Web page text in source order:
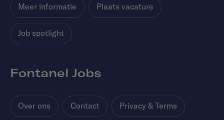
Meer informatie Plaats vacature
Job spotlight
Fontanel Jobs
Over ons Contact Privacy & Terms